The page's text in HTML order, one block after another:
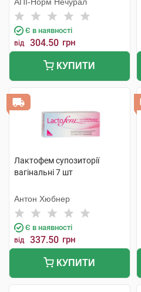
Є в наявності
від 304.50 грн
КУПИТИ
Лактофем супозиторії
вагінальні 7 шт
Антон Хюбнер
Є в наявності
від 337.50 грн
КУПИТИ